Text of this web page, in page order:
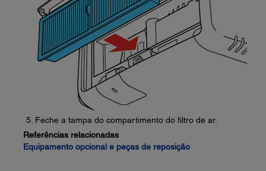
Feche a tampa do compartimento do filtro de ar.
Referências relacionadas
Equipamento opcional e peças de reposição